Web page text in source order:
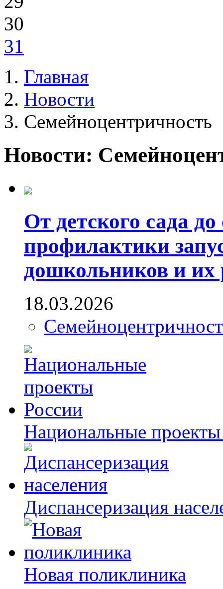
30
31
Главная
Новости
Семейноцентричность
Новости:
От детского сада
профилактики
дошкольников и их
18.03.2026
Национальные
Диспансеризация
Новая поликлиника